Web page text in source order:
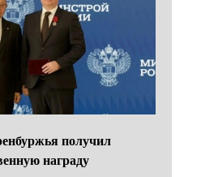
получил
награду